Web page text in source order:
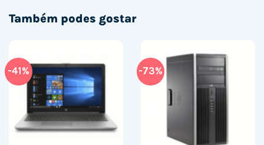
Também podes gostar
-41% -73%